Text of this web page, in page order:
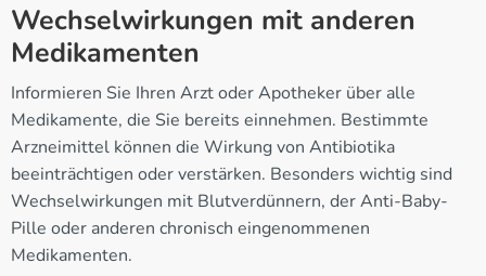
Wechselwirkungen mit anderen
Medikamenten
Informieren Sie Ihren Arzt oder Apotheker über alle
Medikamente, die Sie bereits einnehmen. Bestimmte
Arzneimittel können die Wirkung von Antibiotika
beeinträchtigen oder verstärken. Besonders wichtig sind
Wechselwirkungen mit Blutverdünnern, der Anti-Baby-
Pille oder anderen chronisch eingenommenen
Medikamenten.